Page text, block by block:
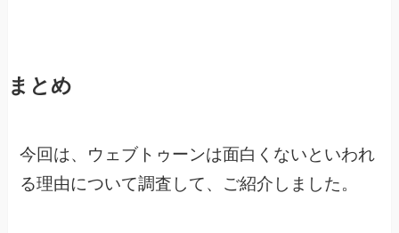
まとめ
今回は、ウェブトゥーンは面白くないといわれ
る理由について調査して、ご紹介しました。